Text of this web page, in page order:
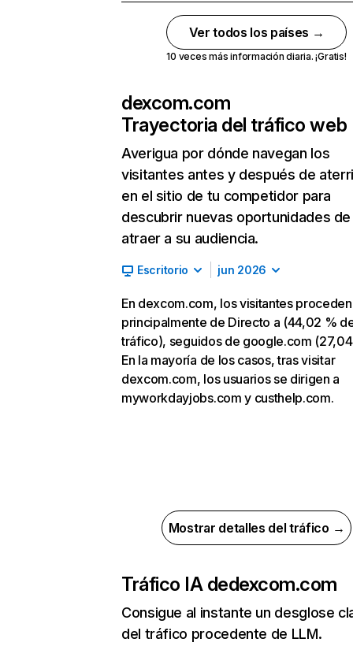
Ver todos los países →
10 veces más información diaria. ¡Gratis!
dexcom.com
Trayectoria del tráfico web
Averigua por dónde navegan los
visitantes antes y después de
en el sitio de tu competidor para
descubrir nuevas oportunidades de
atraer a su audiencia.
Escritorio jun 2026
En dexcom.com, los visitantes proceden
principalmente de Directo a (44,02 %
tráfico), seguidos de google.com
En la mayoría de los casos, tras visitar
dexcom.com, los usuarios se dirigen a
myworkdayjobs.com y custhelp.com.
Mostrar detalles del tráfico →
Tráfico IA dedexcom.com
Consigue al instante un desglose
del tráfico procedente de LLM.